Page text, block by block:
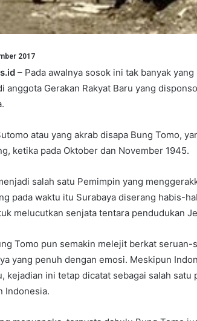
2017
– Pada awalnya sosok ini tak banyak
anggota Gerakan Rakyat Baru yang
atau yang akrab disapa Bung Tomo,
ketika pada Oktober dan November 1945.
salah satu Pemimpin yang
pada waktu itu Surabaya diserang habis-
melucutkan senjata tentara pendudukan
Tomo pun semakin melejit berkat
yang penuh dengan emosi. Meskipun
kejadian ini tetap dicatat sebagai salah
Indonesia.